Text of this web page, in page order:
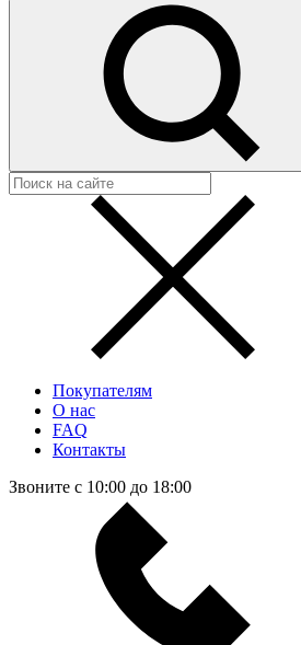
Покупателям
О нас
FAQ
Контакты
Звоните с 10:00 до 18:00